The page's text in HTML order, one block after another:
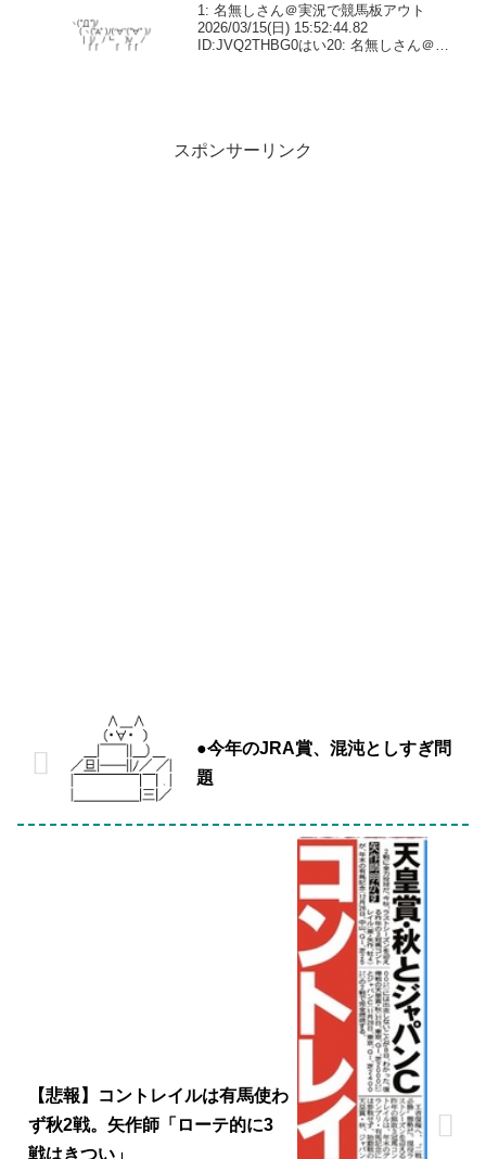
1: 名無しさん＠実況で競馬板アウト
2026/03/15(日) 15:52:44.82
ID:JVQ2THBG0はい20: 名無しさん＠実
スポンサーリンク
●今年のJRA賞、混沌としすぎ問
題
【悲報】コントレイルは有馬使わ
ず秋2戦。矢作師「ローテ的に3
戦はきつい」